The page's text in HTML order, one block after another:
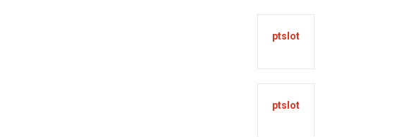
ptslot
ptslot